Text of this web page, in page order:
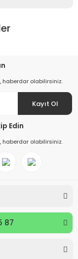
haberdar olabilirsiniz.
Kayıt Ol
Edin
haberdar olabilirsiniz.
87